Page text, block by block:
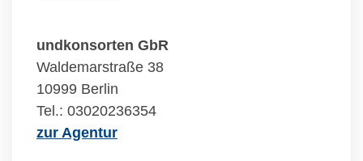
undkonsorten GbR
Waldemarstraße 38
10999 Berlin
Tel.: 03020236354
zur Agentur